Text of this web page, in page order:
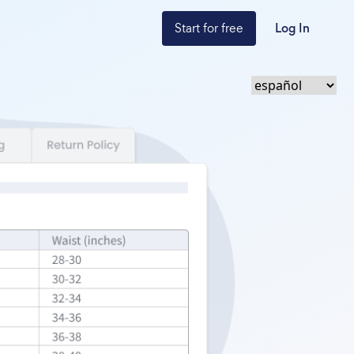
Start for free Log In